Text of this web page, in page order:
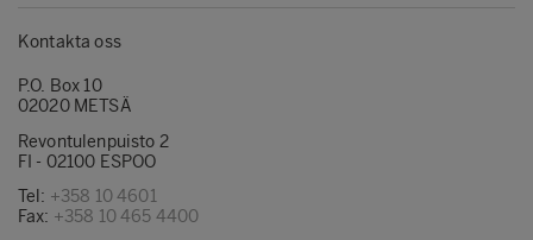
Kontakta oss
P.O. Box 10
02020 METSÄ
Revontulenpuisto 2
FI - 02100 ESPOO
Tel: +358 10 4601
Fax: +358 10 465 4400